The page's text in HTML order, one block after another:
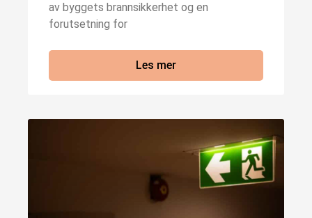
av byggets brannsikkerhet og en
forutsetning for
Les mer